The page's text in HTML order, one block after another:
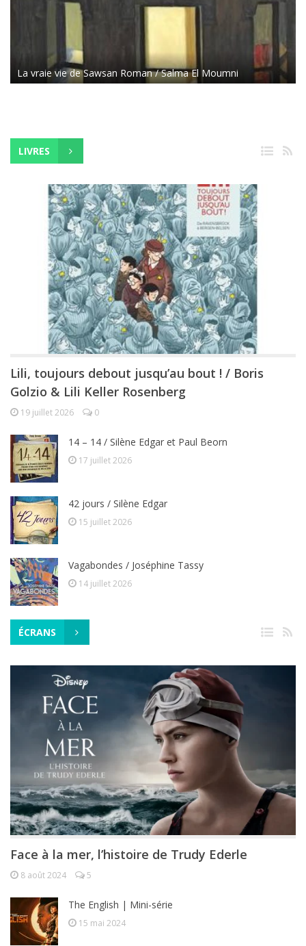
La vraie vie de Sawsan Roman / Salma El Moumni
LIVRES
Lili, toujours debout jusqu’au bout ! / Boris
Golzio & Lili Keller Rosenberg
19 juillet 2026 0
14 – 14 / Silène Edgar et Paul Beorn
17 juillet 2026
42 jours / Silène Edgar
15 juillet 2026
Vagabondes / Joséphine Tassy
14 juillet 2026
ÉCRANS
Face à la mer, l’histoire de Trudy Ederle
8 août 2024 5
The English | Mini-série
15 mai 2024